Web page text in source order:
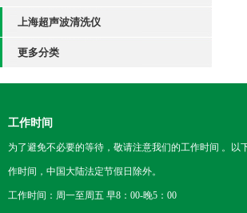
上海超声波清洗仪
更多分类
工作时间
为了避免不必要的等待，敬请注意我们的工作时间 。以
作时间，中国大陆法定节假日除外。
工作时间：周一至周五 早8：00-晚5：00